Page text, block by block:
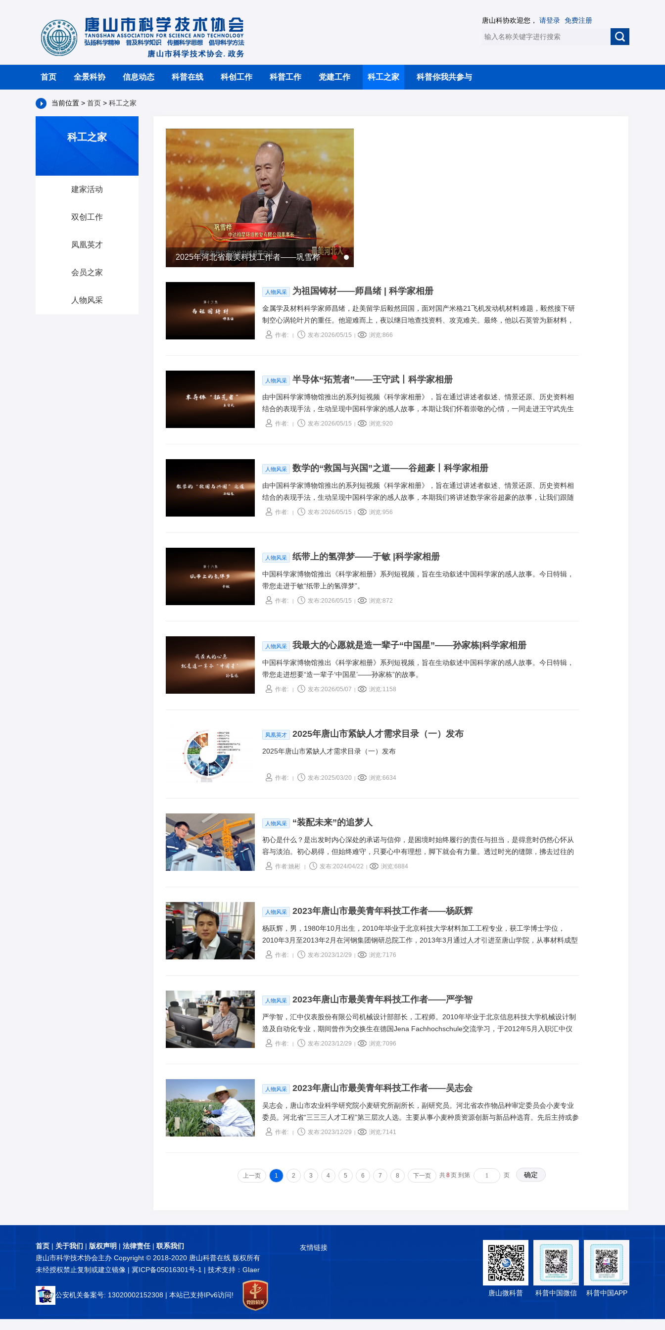
唐山科协欢迎您， 请登录 免费注册
首页 全景科协 信息动态 科普在线 科创工作 科普工作 党建工作 科工之家 科普你我共参与
当前位置 > 首页 > 科工之家
科工之家
建家活动
双创工作
凤凰英才
会员之家
人物风采
2025年河北省最美科技工作者——巩雪桦
人物风采 为祖国铸材——师昌绪 | 科学家相册
金属学及材料科学家师昌绪，赴美留学后毅然回国，面对国产米格21飞机发动机材料难题，毅然接下研
制空心涡轮叶片的重任。他迎难而上，夜以继日地查找资料、攻克难关。最终，他以石英管为新材料，
成功研制出中国第一片9孔铸造空心涡轮叶片，为战鹰插上更有力的翅膀。岁月如炬，师昌绪的胆识与担
作者: 发布:2026/05/15 浏览:866
人物风采 半导体“拓荒者”——王守武丨科学家相册
由中国科学家博物馆推出的系列短视频《科学家相册》，旨在通过讲述者叙述、情景还原、历史资料相
结合的表现手法，生动呈现中国科学家的感人故事，本期让我们怀着崇敬的心情，一同走进王守武先生
的科学世界，感受他那份对科学的执着与热爱，领略他作为我国半导体研究“拓荒者”的风采。
作者: 发布:2026/05/15 浏览:920
人物风采 数学的“救国与兴国”之道——谷超豪丨科学家相册
由中国科学家博物馆推出的系列短视频《科学家相册》，旨在通过讲述者叙述、情景还原、历史资料相
结合的表现手法，生动呈现中国科学家的感人故事，本期我们将讲述数学家谷超豪的故事，让我们跟随
他的足迹，一同领略他“漫步数学星河之内，投身祖国建设之中”的热情与坚守。
作者: 发布:2026/05/15 浏览:956
人物风采 纸带上的氢弹梦——于敏 |科学家相册
中国科学家博物馆推出《科学家相册》系列短视频，旨在生动叙述中国科学家的感人故事。今日特辑，
带您走进于敏“纸带上的氢弹梦”。
作者: 发布:2026/05/15 浏览:872
人物风采 我最大的心愿就是造一辈子“中国星”——孙家栋|科学家相册
中国科学家博物馆推出《科学家相册》系列短视频，旨在生动叙述中国科学家的感人故事。今日特辑，
带您走进想要“造一辈子‘中国星’——孙家栋”的故事。
作者: 发布:2026/05/07 浏览:1158
凤凰英才 2025年唐山市紧缺人才需求目录（一）发布
2025年唐山市紧缺人才需求目录（一）发布
作者: 发布:2025/03/20 浏览:6634
人物风采 “装配未来”的追梦人
初心是什么？是出发时内心深处的承诺与信仰，是困境时始终履行的责任与担当，是得意时仍然心怀从
容与淡泊。初心易得，但始终难守，只要心中有理想，脚下就会有力量。透过时光的缝隙，拂去过往的
尘埃，我将为您讲述一名普通共产党员，胸怀初心执着追梦的平凡故事，透过他的故事，或许你会对初
作者:姚彬 发布:2024/04/22 浏览:6884
人物风采 2023年唐山市最美青年科技工作者——杨跃辉
杨跃辉，男，1980年10月出生，2010年毕业于北京科技大学材料加工工程专业，获工学博士学位，
2010年3月至2013年2月在河钢集团钢研总院工作，2013年3月通过人才引进至唐山学院，从事材料成型
专业的教学与科研工作，现为材料成型及控制工程教研室副主任，中国体视学学会金相与显微分析分会
作者: 发布:2023/12/29 浏览:7176
人物风采 2023年唐山市最美青年科技工作者——严学智
严学智，汇中仪表股份有限公司机械设计部部长，工程师。2010年毕业于北京信息科技大学机械设计制
造及自动化专业，期间曾作为交换生在德国Jena Fachhochschule交流学习，于2012年5月入职汇中仪
表股份有限公司，长期从事超声测流传感器、超声测流机械结构及材料的研究工作。通过在工作中不断
作者: 发布:2023/12/29 浏览:7096
人物风采 2023年唐山市最美青年科技工作者——吴志会
吴志会，唐山市农业科学研究院小麦研究所副所长，副研究员。河北省农作物品种审定委员会小麦专业
委员。河北省“三三三人才工程”第三层次人选。主要从事小麦种质资源创新与新品种选育。先后主持或参
与省市科技攻关项目20余项，取得鉴定成果12项，取得省山区创业二等奖1项、三等奖2项；取得市科技
作者: 发布:2023/12/29 浏览:7141
上一页 1 2 3 4 5 6 7 8 下一页 共8页 到第 页
首页 | 关于我们 | 版权声明 | 法律责任| 联系我们
唐山市科学技术协会主办 Copyright © 2018-2020 唐山科普在线 版权所有
未经授权禁止复制或建立镜像 | 冀ICP备05016301号-1 | 技术支持：Glaer
公安机关备案号: 13020002152308 | 本站已支持IPv6访问!
友情链接
唐山微科普 科普中国微信 科普中国APP